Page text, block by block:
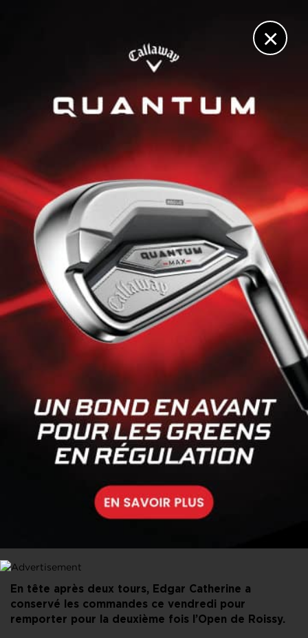
×
OPEN DE ROISSY
Edgar Catherine s’impose à nouveau à Roissy
30 MAI 2025
PARTAGER CET ARTICLE
En tête après deux tours, Edgar Catherine a
conservé les commandes ce vendredi pour
remporter pour la deuxième fois l’Open de Roissy.